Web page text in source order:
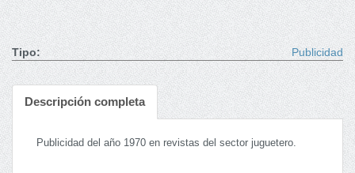
Tipo: Publicidad
Descripción completa
Publicidad del año 1970 en revistas del sector juguetero.